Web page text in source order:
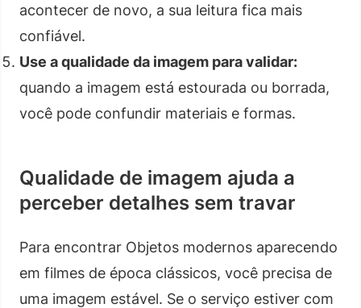
acontecer de novo, a sua leitura fica mais
confiável.
Use a qualidade da imagem para validar:
quando a imagem está estourada ou borrada,
você pode confundir materiais e formas.
Qualidade de imagem ajuda a
perceber detalhes sem travar
Para encontrar Objetos modernos aparecendo
em filmes de época clássicos, você precisa de
uma imagem estável. Se o serviço estiver com